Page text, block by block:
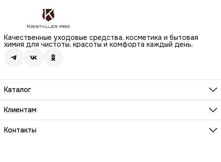
Качественные уходовые средства, косметика и бытовая
химия для чистоты, красоты и комфорта каждый день.
Каталог
Бренды
Волосы
Макияж
Клиентам
О компании
Реквизиты
Контакты